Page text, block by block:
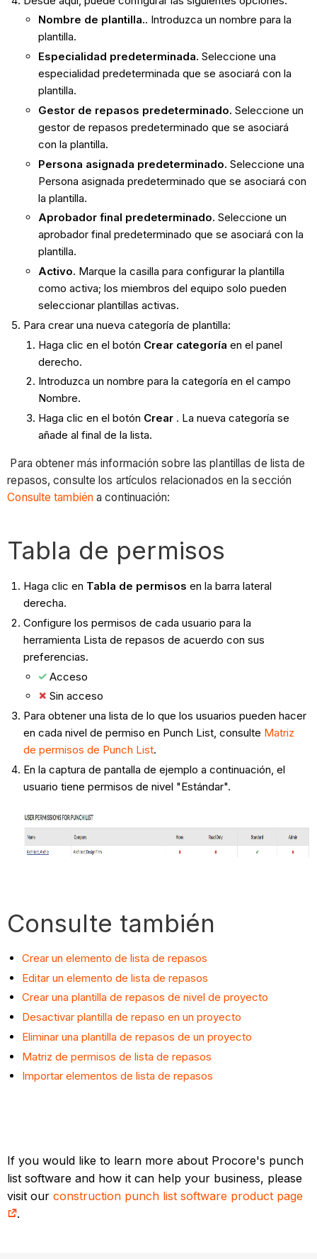
Nombre de plantilla.. Introduzca un nombre para la
plantilla.
Especialidad predeterminada. Seleccione una
especialidad predeterminada que se asociará con la
plantilla.
Gestor de repasos predeterminado. Seleccione un
gestor de repasos predeterminado que se asociará
con la plantilla.
Persona asignada predeterminado. Seleccione una
Persona asignada predeterminado que se asociará con
la plantilla.
Aprobador final predeterminado. Seleccione un
aprobador final predeterminado que se asociará con la
plantilla.
Activo. Marque la casilla para configurar la plantilla
como activa; los miembros del equipo solo pueden
seleccionar plantillas activas.
Para crear una nueva categoría de plantilla:
Haga clic en el botón Crear categoría en el panel
derecho.
Introduzca un nombre para la categoría en el campo
Nombre.
Haga clic en el botón Crear . La nueva categoría se
añade al final de la lista.
Para obtener más información sobre las plantillas de lista de
repasos, consulte los artículos relacionados en la sección
Consulte también a continuación:
Tabla de permisos
Haga clic en Tabla de permisos en la barra lateral
derecha.
Configure los permisos de cada usuario para la
herramienta Lista de repasos de acuerdo con sus
preferencias.
Acceso
Sin acceso
Para obtener una lista de lo que los usuarios pueden hacer
en cada nivel de permiso en Punch List, consulte Matriz
de permisos de Punch List.
En la captura de pantalla de ejemplo a continuación, el
usuario tiene permisos de nivel "Estándar".
Consulte también
Crear un elemento de lista de repasos
Editar un elemento de lista de repasos
Crear una plantilla de repasos de nivel de proyecto
Desactivar plantilla de repaso en un proyecto
Eliminar una plantilla de repasos de un proyecto
Matriz de permisos de lista de repasos
Importar elementos de lista de repasos
If you would like to learn more about Procore's punch
list software and how it can help your business, please
visit ourconstruction punch list software product page
.